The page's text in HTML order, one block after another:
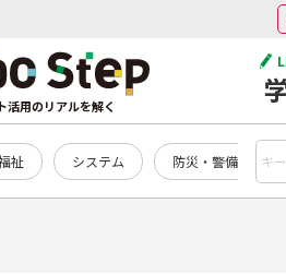
活用のリアルを解く
祉 システム 防災・警備